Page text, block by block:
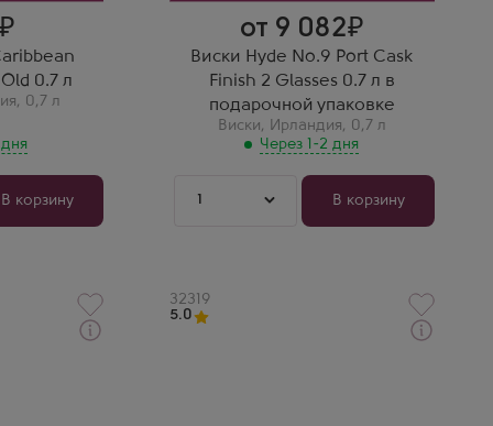
0.7 л
, 0,7 л
В корзину
от 9 082
Виски Hyde No.9 Port Cask
Finish 2 Glasses 0.7 л в
подарочной упаковке
Виски, Ирландия, 0,7 л
Через 1-2 дня
1 В корзину
Артикул
32319
5.0